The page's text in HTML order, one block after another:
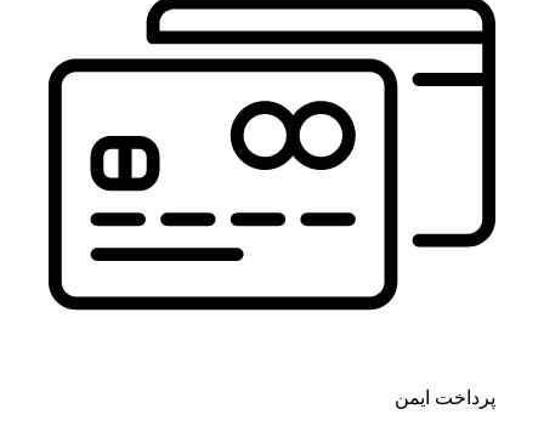
پرداخت ایمن